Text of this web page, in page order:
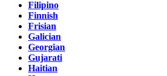
Filipino
Finnish
Frisian
Galician
Georgian
Gujarati
Haitian